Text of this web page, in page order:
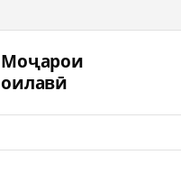
Моҷарои
оилавӣ